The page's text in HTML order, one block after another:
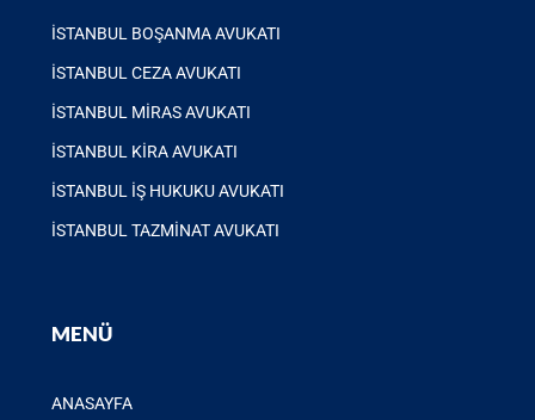
İSTANBUL BOŞANMA AVUKATI
İSTANBUL CEZA AVUKATI
İSTANBUL MIRAS AVUKATI
İSTANBUL KIRA AVUKATI
İSTANBUL İŞ HUKUKU AVUKATI
İSTANBUL TAZMINAT AVUKATI
MENÜ
ANASAYFA